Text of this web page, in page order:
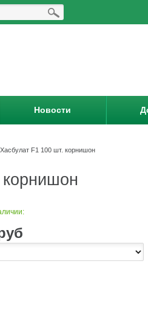
Новости
F1 100 шт. корнишон